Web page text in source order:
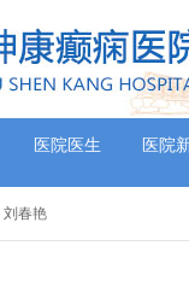
医院医生 医院
刘春艳